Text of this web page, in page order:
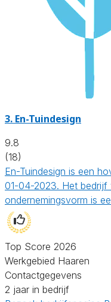
3. En-Tuindesign
9.8
(18)
En-Tuindesign is een
01-04-2023. Het bedrijf
ondernemingsvorm is
Top Score 2026
Werkgebied Haaren
Contactgegevens
2 jaar in bedrijf